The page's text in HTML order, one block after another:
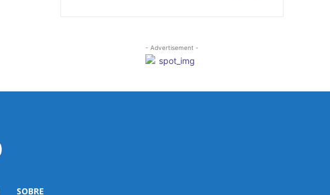
- Advertisement -
SOBRE